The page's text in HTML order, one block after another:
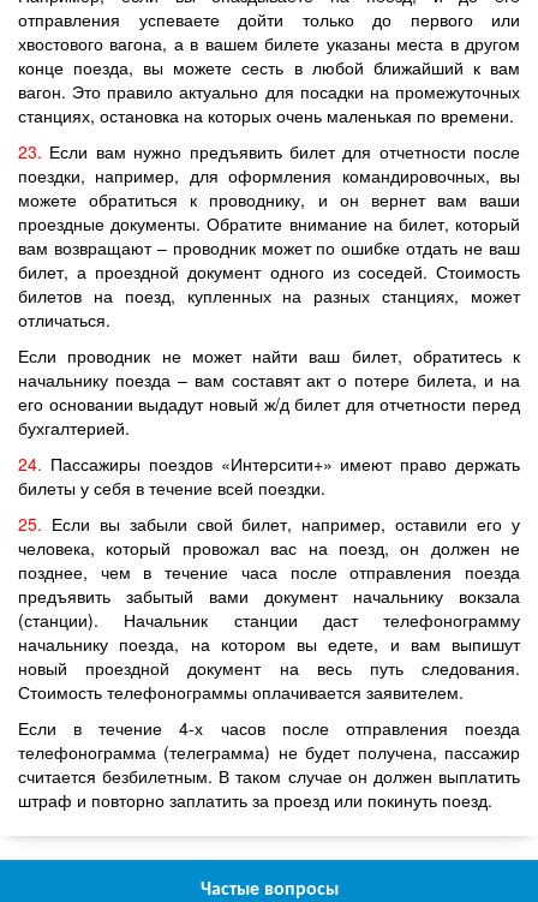
отправления успеваете дойти только до первого или
хвостового вагона, а в вашем билете указаны места в другом
конце поезда, вы можете сесть в любой ближайший к вам
вагон. Это правило актуально для посадки на промежуточных
станциях, остановка на которых очень маленькая по времени.
23. Если вам нужно предъявить билет для отчетности после
поездки, например, для оформления командировочных, вы
можете обратиться к проводнику, и он вернет вам ваши
проездные документы. Обратите внимание на билет, который
вам возвращают – проводник может по ошибке отдать не ваш
билет, а проездной документ одного из соседей. Стоимость
билетов на поезд, купленных на разных станциях, может
отличаться.
Если проводник не может найти ваш билет, обратитесь к
начальнику поезда – вам составят акт о потере билета, и на
его основании выдадут новый ж/д билет для отчетности перед
бухгалтерией.
24. Пассажиры поездов «Интерсити+» имеют право держать
билеты у себя в течение всей поездки.
25. Если вы забыли свой билет, например, оставили его у
человека, который провожал вас на поезд, он должен не
позднее, чем в течение часа после отправления поезда
предъявить забытый вами документ начальнику вокзала
(станции). Начальник станции даст телефонограмму
начальнику поезда, на котором вы едете, и вам выпишут
новый проездной документ на весь путь следования.
Стоимость телефонограммы оплачивается заявителем.
Если в течение 4-х часов после отправления поезда
телефонограмма (телеграмма) не будет получена, пассажир
считается безбилетным. В таком случае он должен выплатить
штраф и повторно заплатить за проезд или покинуть поезд.
Частые вопросы